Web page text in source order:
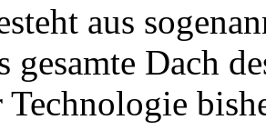
aus
gesamte Dach
Technologie